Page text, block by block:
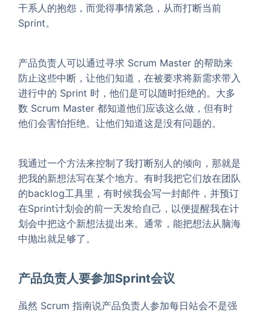
干系人的抱怨，而觉得事情紧急，从而打断当前
Sprint。
产品负责人可以通过寻求 Scrum Master 的帮助来
防止这些中断，让他们知道，在被要求将新需求带入
进行中的 Sprint 时，他们是可以随时拒绝的。大多
数 Scrum Master 都知道他们应该这么做，但有时
他们会害怕拒绝。让他们知道这是没有问题的。
我通过一个方法来控制了我打断别人的倾向，那就是
把我的新想法写在某个地方。有时我把它们放在团队
的backlog工具里，有时候我会写一封邮件，并预订
在Sprint计划会的前一天发给自己，以便提醒我在计
划会中把这个新想法提出来。通常，能把想法从脑海
中抛出就足够了。
产品负责人要参加Sprint会议
虽然 Scrum 指南说产品负责人参加每日站会不是强